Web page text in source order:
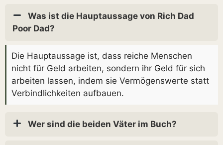
Was ist die Hauptaussage von Rich Dad
Poor Dad?
Die Hauptaussage ist, dass reiche Menschen
nicht für Geld arbeiten, sondern ihr Geld für sich
arbeiten lassen, indem sie Vermögenswerte statt
Verbindlichkeiten aufbauen.
Wer sind die beiden Väter im Buch?